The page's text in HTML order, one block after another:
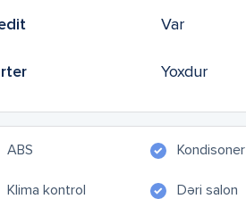
Var
Yoxdur
ABS Kondisoner
Klima kontrol Dəri salon